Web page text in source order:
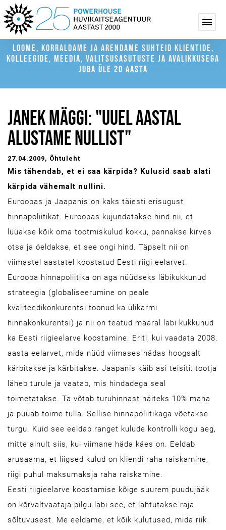
LOOME, KORRALDAME JA ARENDAME SUHTEID KLIENTIDE,
KOLLEEGIDE, MEEDIA, VALITSUSASUTUSTE JA AVALIKKUSEGA
JUBA ÜLE 20 AASTA
JANEK MÄGGI: "UUEL AASTAL
ALUSTAME NULLIST"
27.04.2009, Õhtuleht
Mis tähendab, et ei saa kärpida? Kulusid saab alati
kärpida vähemalt nullini.
Euroopas ja Jaapanis on kaks täiesti erisugust
hinnapoliitikat. Euroopas kujundatakse hind nii, et
lüüakse kõik oma tootmiskulud kokku, pannakse kirves
otsa ja öeldakse, et see ongi hind. Täpselt nii on
viimastel aastatel koostatud Eesti riigi eelarvet.
Euroopa hinnapoliitika on aga nüüdseks läbikukkunud
strateegia (globaliseerumine on peale
kvaliteedikonkurentsi toonud ka ülikarmi
hinnakonkurentsi) ja nii on teatud määral läbi kukkunud
ka Eesti riigieelarve koostamine. Eriti, kui vaadata 2008.
aasta eelarvet, mida nüüd viimases hädas hoogsalt
kärbitakse ja kärbitakse. Jaapanis käib asi teisiti: tootja
läheb turule ja vaatab, mis hindadega seal
toimetatakse. Ta võtab turuhinnast näiteks 10% maha
ja püüab toime tulla. Sellise hinnapoliitikaga võetakse
turgu. Kuid see eeldab ranget kulude kontrolli kogu aeg,
mitte ainult siis, kui viimane häda käes on. Eeldab
arusaama, et liigsed kulud on kliendi raha raiskamine,
riigi puhul maksumaksja raha raiskamine.
Eesti riigieelarve koostamise kõige suurem puudujääk
on kõrvaltvaataja pilgu läbi see, et lähtutakse raja
sõltuvusest. Me eeldame, et kõik kulutused, mida riik